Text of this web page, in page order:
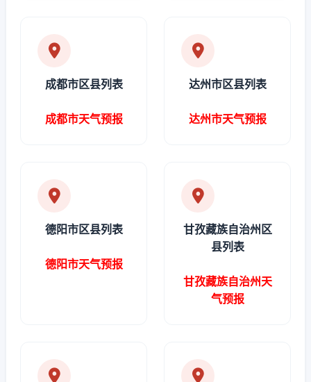
成都市区县列表
成都市天气预报
达州市区县列表
达州市天气预报
德阳市区县列表
德阳市天气预报
甘孜藏族自治州区
县列表
甘孜藏族自治州天
气预报